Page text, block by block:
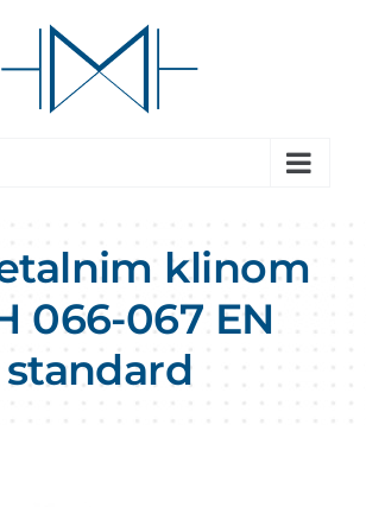
klinom
066-067EN
standard